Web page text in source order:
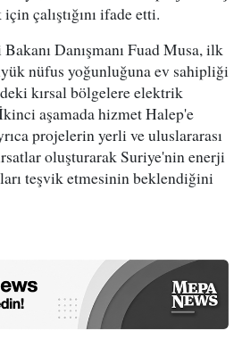
çalıştığını ifade etti.
Danışmanı Fuad Musa, ilk
nüfus yoğunluğuna ev sahipliği
kırsal bölgelere elektrik
aşamada hizmet Halep'e
projelerin yerli ve uluslararası
oluşturarak Suriye'nin enerji
teşvik etmesinin beklendiğini